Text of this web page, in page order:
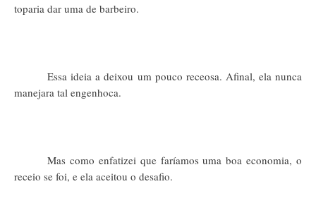
toparia dar uma de barbeiro.
Essa ideia a deixou um pouco receosa. Afinal, ela nunca
manejara tal engenhoca.
Mas como enfatizei que faríamos uma boa economia, o
receio se foi, e ela aceitou o desafio.